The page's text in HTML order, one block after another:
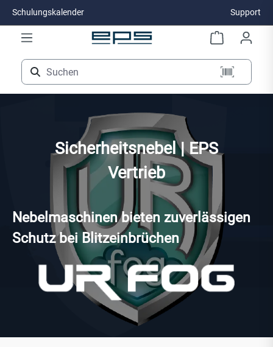
Zum Hauptinhalt springen
Schulungskalender Support
Sicherheitsnebel | EPS
Vertrieb
Nebelmaschinen bieten zuverlässigen
Schutz bei Blitzeinbrüchen